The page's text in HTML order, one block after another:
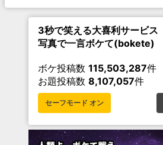
3秒で笑える大喜利サービス
写真で一言ボケて(bokete)
ボケ投稿数 115,503,287件
お題投稿数 8,107,057件
セーフモード オン